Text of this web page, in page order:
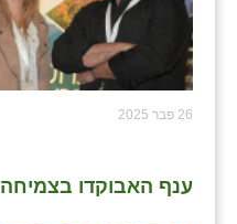
26 פבר 2025
ענף האבוקדו בצמיחה